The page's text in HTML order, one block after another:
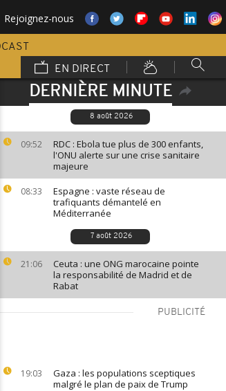
Rejoignez-nous
EN DIRECT
DERNIÈRE MINUTE
8 août 2026
09:52
RDC : Ebola tue plus de 300 enfants,
l'ONU alerte sur une crise sanitaire
majeure
08:33
Espagne : vaste réseau de
trafiquants démantelé en
Méditerranée
7 août 2026
21:06
Ceuta : une ONG marocaine pointe
la responsabilité de Madrid et de
Rabat
PUBLICITÉ
19:03
Gaza : les populations sceptiques
malgré le plan de paix de Trump